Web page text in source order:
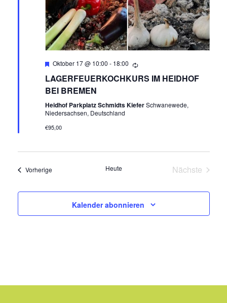
Empfohlen
Oktober 17 @ 10:00 - 18:00
LAGERFEUERKOCHKURS IM HEIDHOF
BEI BREMEN
Heidhof Parkplatz Schmidts KieferSchwanewede,
Niedersachsen, Deutschland
€95,00
VorherigeVeranstaltungen Heute
Nächste
Kalender abonnieren